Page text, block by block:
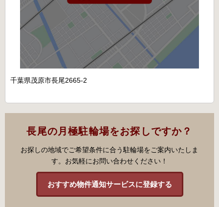
千葉県茂原市長尾2665-2
長尾の月極駐輪場をお探しですか？
お探しの地域でご希望条件に合う駐輪場をご案内いたしま
す。お気軽にお問い合わせください！
おすすめ物件通知サービスに登録する